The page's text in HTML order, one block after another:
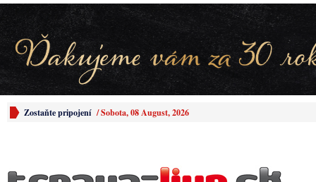
Zostaňte pripojení /Sobota, 08 August, 2026